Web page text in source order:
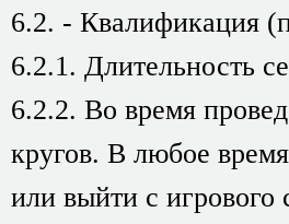
6.2. - Квалификация
6.2.1. Длительность
6.2.2. Во время
кругов. В любое
или выйти с игрового